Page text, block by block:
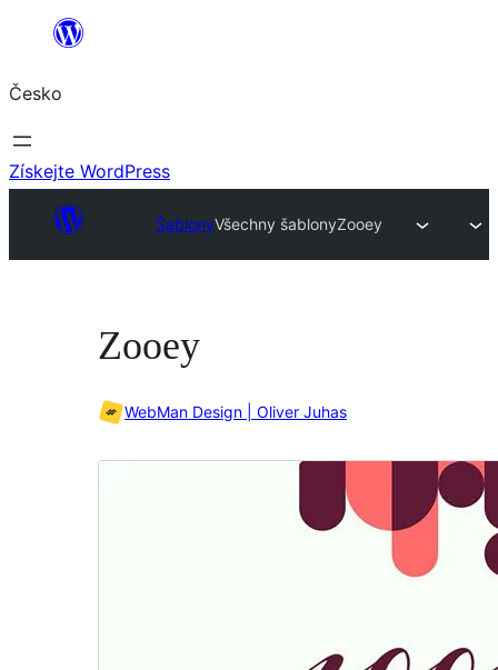
Přeskočit
obsah
Česko
Získejte WordPress
ŠablonyVšechny šablonyZooey
Zooey
WebMan Design | Oliver Juhas